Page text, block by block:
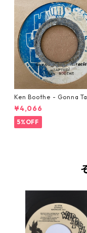
Ken Boothe - Gonna
Miracle【7-21362】
¥4,066
5%OFF